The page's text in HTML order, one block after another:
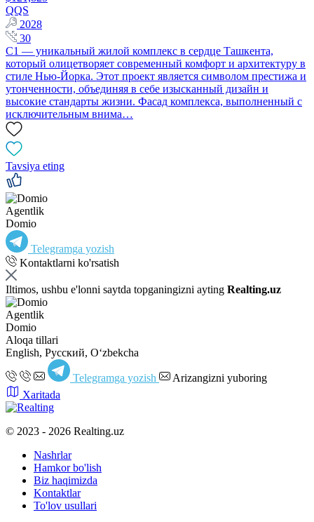
QQS
2028
30
C1 — уникальный жилой комплекс в сердце Ташкента,
который олицетворяет современный комфорт и архитектуру в
стиле Нью-Йорка. Этот проект является символом престижа и
утонченности, объединяя в себе изысканный дизайн и
высокие стандарты жизни. Фасад комплекса, выполненный с
исключительным внима…
Tavsiya eting
Agentlik
Domio
Telegramga yozish
Kontaktlarni ko'rsatish
Iltimos, ushbu e'lonni saytda topganingizni ayting Realting.uz
Agentlik
Domio
Aloqa tillari
English, Русский, Oʻzbekcha
Telegramga yozish
Arizangizni yuboring
Xaritada
© 2023 - 2026 Realting.uz
Nashrlar
Hamkor bo'lish
Biz haqimizda
Kontaktlar
To'lov usullari